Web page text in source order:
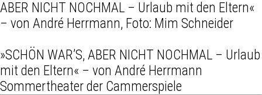
»SCHÖN WAR’S, ABER NICHT NOCHMAL – Urlaub
mit den Eltern« – von André Herrmann
Sommertheater der Cammerspiele